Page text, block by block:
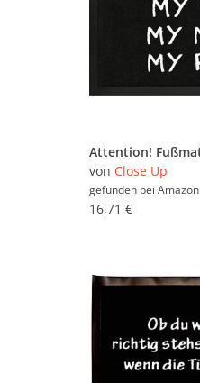
von Close Up
gefunden bei Amazon
16,71 €